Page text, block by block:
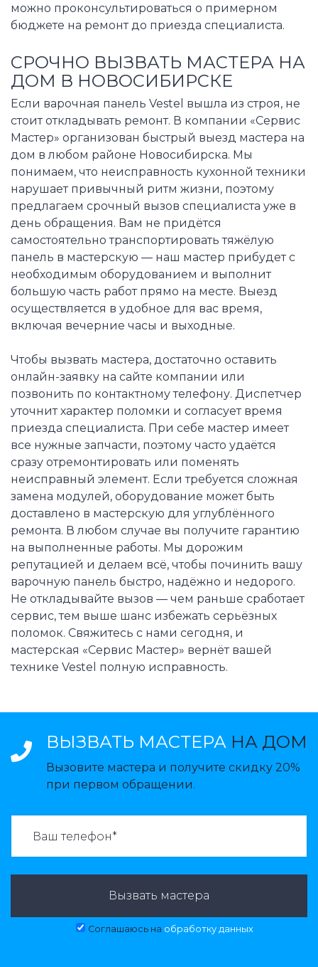
можно проконсультироваться о примерном
бюджете на ремонт до приезда специалиста.
СРОЧНО ВЫЗВАТЬ МАСТЕРА НА
ДОМ В НОВОСИБИРСКЕ
Если варочная панель Vestel вышла из строя, не
стоит откладывать ремонт. В компании «Сервис
Мастер» организован быстрый выезд мастера на
дом в любом районе Новосибирска. Мы
понимаем, что неисправность кухонной техники
нарушает привычный ритм жизни, поэтому
предлагаем срочный вызов специалиста уже в
день обращения. Вам не придётся
самостоятельно транспортировать тяжёлую
панель в мастерскую — наш мастер прибудет с
необходимым оборудованием и выполнит
большую часть работ прямо на месте. Выезд
осуществляется в удобное для вас время,
включая вечерние часы и выходные.
Чтобы вызвать мастера, достаточно оставить
онлайн-заявку на сайте компании или
позвонить по контактному телефону. Диспетчер
уточнит характер поломки и согласует время
приезда специалиста. При себе мастер имеет
все нужные запчасти, поэтому часто удаётся
сразу отремонтировать или поменять
неисправный элемент. Если требуется сложная
замена модулей, оборудование может быть
доставлено в мастерскую для углублённого
ремонта. В любом случае вы получите гарантию
на выполненные работы. Мы дорожим
репутацией и делаем всё, чтобы починить вашу
варочную панель быстро, надёжно и недорого.
Не откладывайте вызов — чем раньше сработает
сервис, тем выше шанс избежать серьёзных
поломок. Свяжитесь с нами сегодня, и
мастерская «Сервис Мастер» вернёт вашей
технике Vestel полную исправность.
ВЫЗВАТЬ МАСТЕРА НА ДОМ
Вызовите мастера и получите скидку 20%
при первом обращении.
Вызвать мастера
Соглашаюсь на обработку данных